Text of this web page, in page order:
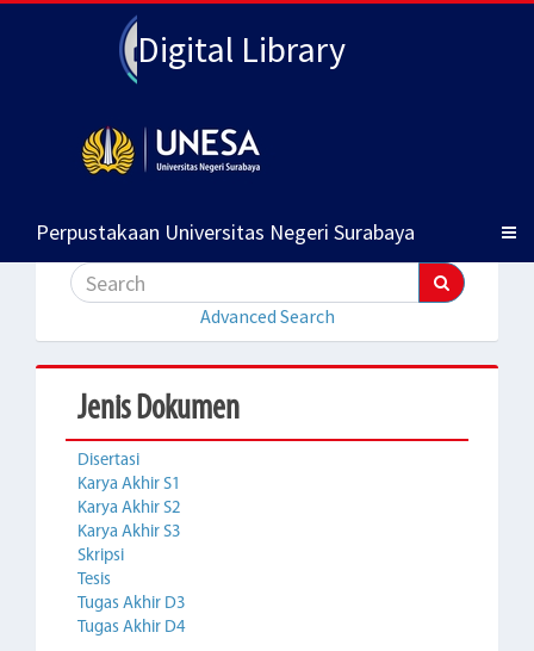
Digital Library
Perpustakaan Universitas Negeri Surabaya
Advanced Search
Jenis Dokumen
Disertasi
Karya Akhir S1
Karya Akhir S2
Karya Akhir S3
Skripsi
Tesis
Tugas Akhir D3
Tugas Akhir D4